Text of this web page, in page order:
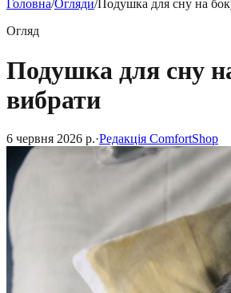
Головна/Огляди/Подушка для сну на
Огляд
Подушка для сну
вибрати
6 червня 2026 р.·Редакція ComfortShop